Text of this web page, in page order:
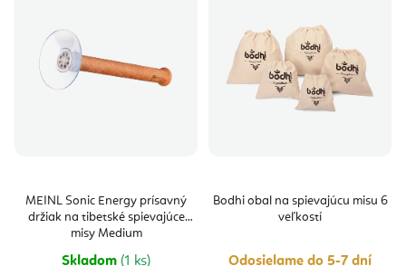
MEINL Sonic Energy prísavný
držiak na tibetské spievajúce
misy Medium
Skladom (1 ks)
Bodhi obal na spievajúcu misu 6
veľkostí
Odosielame do 5-7 dní